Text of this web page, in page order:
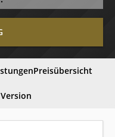
Preisübersicht
Version